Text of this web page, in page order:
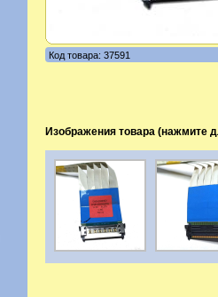
Код товара: 37591
Изображения товара (нажмите